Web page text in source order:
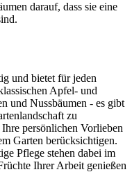
darauf, dass sie eine
und bietet für jeden
Apfel- und
und Nussbäumen - es gibt
zu
persönlichen Vorlieben
Garten berücksichtigen.
Pflege stehen dabei im
Ihrer Arbeit genießen